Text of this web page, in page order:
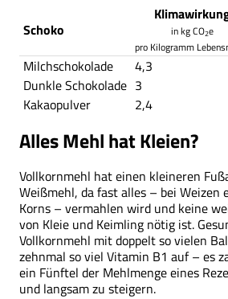
Schoko in kg CO2e
pro Kilogramm
Milchschokolade
4,3
Dunkle Schokolade 3
Kakaopulver
2,4
Alles Mehl hat Kleien?
Vollkornmehl hat einen kleineren
Weißmehl, da fast alles – bei Weizen
Korns – vermahlen wird und keine
von Kleie und Keimling nötig ist.
Vollkornmehl mit doppelt so vielen
zehnmal so viel Vitamin B1 auf – es
ein Fünftel der Mehlmenge eines
und langsam zu steigern.